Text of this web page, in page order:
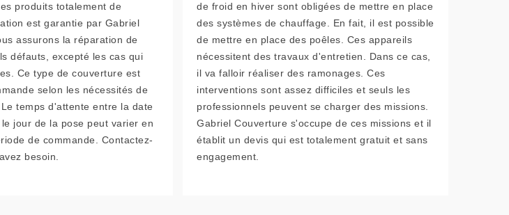
produits totalement de
est garantie par Gabriel
assurons la réparation de
défauts, excepté les cas qui
Ce type de couverture est
selon les nécessités de
temps d'attente entre la date
jour de la pose peut varier en
de commande. Contactez-
besoin.
de froid en hiver sont obligées de mettre en place
des systèmes de chauffage. En fait, il est possible
de mettre en place des poêles. Ces appareils
nécessitent des travaux d'entretien. Dans ce cas,
il va falloir réaliser des ramonages. Ces
interventions sont assez difficiles et seuls les
professionnels peuvent se charger des missions.
Gabriel Couverture s'occupe de ces missions et il
établit un devis qui est totalement gratuit et sans
engagement.